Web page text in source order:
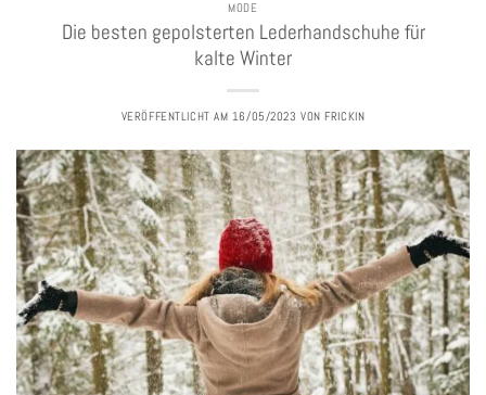
MODE
Die besten gepolsterten Lederhandschuhe für
kalte Winter
VERÖFFENTLICHT AM 16/05/2023 VONFRICKIN